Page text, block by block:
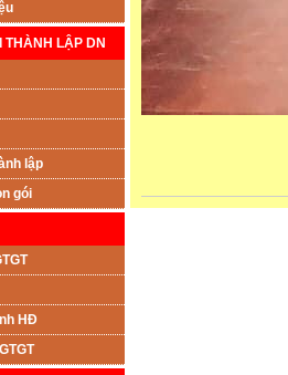
THÀNH LẬP DN
lập
gói
HĐ